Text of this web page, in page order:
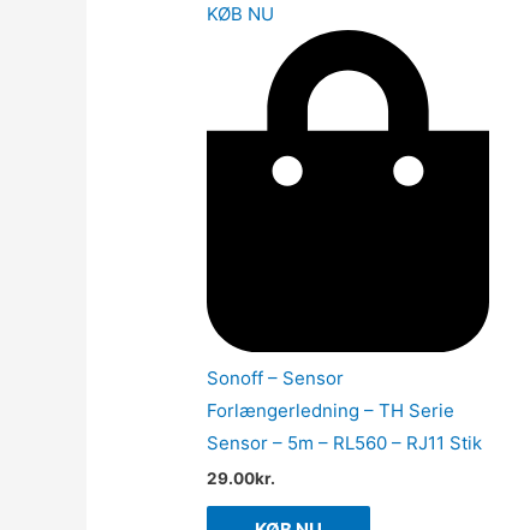
KØB NU
Sonoff – Sensor
Forlængerledning – TH Serie
Sensor – 5m – RL560 – RJ11 Stik
29.00kr.